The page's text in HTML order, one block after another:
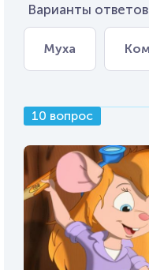
Варианты
Муха
10 вопрос